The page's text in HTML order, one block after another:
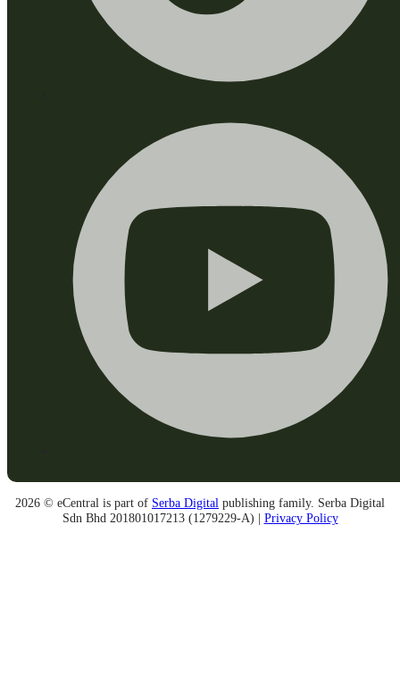
2026 © eCentral is part of Serba Digital publishing family. Serba Digital
Sdn Bhd 201801017213 (1279229-A) | Privacy Policy